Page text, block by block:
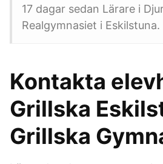
17 dagar sedan Lärare i
Realgymnasiet i Eskilstuna.
Kontakta
Grillska
Grillska